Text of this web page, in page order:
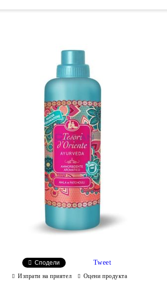
Сподели Tweet
Изпрати на приятел Оцени продукта